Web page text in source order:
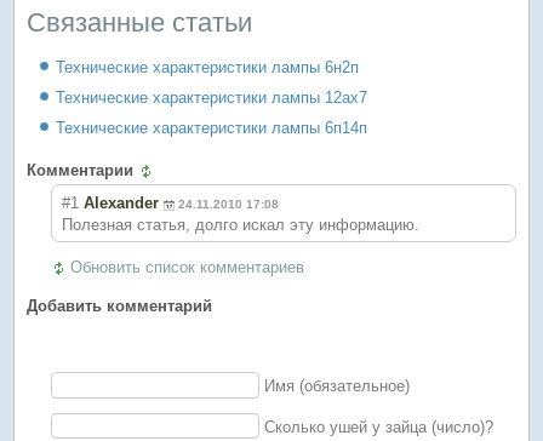
Связанные статьи
Технические характеристики лампы 6н2п
Технические характеристики лампы 12ax7
Технические характеристики лампы 6п14п
Комментарии
#1 Alexander 24.11.2010 17:08
Полезная статья, долго искал эту информацию.
Обновить список комментариев
Добавить комментарий
Имя (обязательное)
Сколько ушей у зайца (число)?